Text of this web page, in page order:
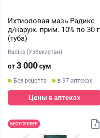
Ихтиоловая мазь Радикс
д/наруж. прим. 10% по 30 г
(туба)
Radiks (Узбекистан)
от3 000сум
Без рецепта в 97 аптеках
Цены в аптеках
БЕСТСЕЛЛЕР